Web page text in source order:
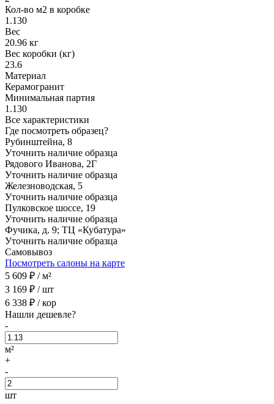
Кол-во м2 в коробке
1.130
Вес
20.96 кг
Вес коробки (кг)
23.6
Материал
Керамогранит
Минимальная партия
1.130
Все характеристики
Где посмотреть образец?
Рубинштейна, 8
Уточнить наличие образца
Рядового Иванова, 2Г
Уточнить наличие образца
Железноводская, 5
Уточнить наличие образца
Пулковское шоссе, 19
Уточнить наличие образца
Фучика, д. 9; ТЦ «Кубатура»
Уточнить наличие образца
Самовывоз
Посмотреть салоны на карте
5 609 ₽ /м²
3 169 ₽ /шт
6 338 ₽ /кор
Нашли дешевле?
-
м²
+
-
шт